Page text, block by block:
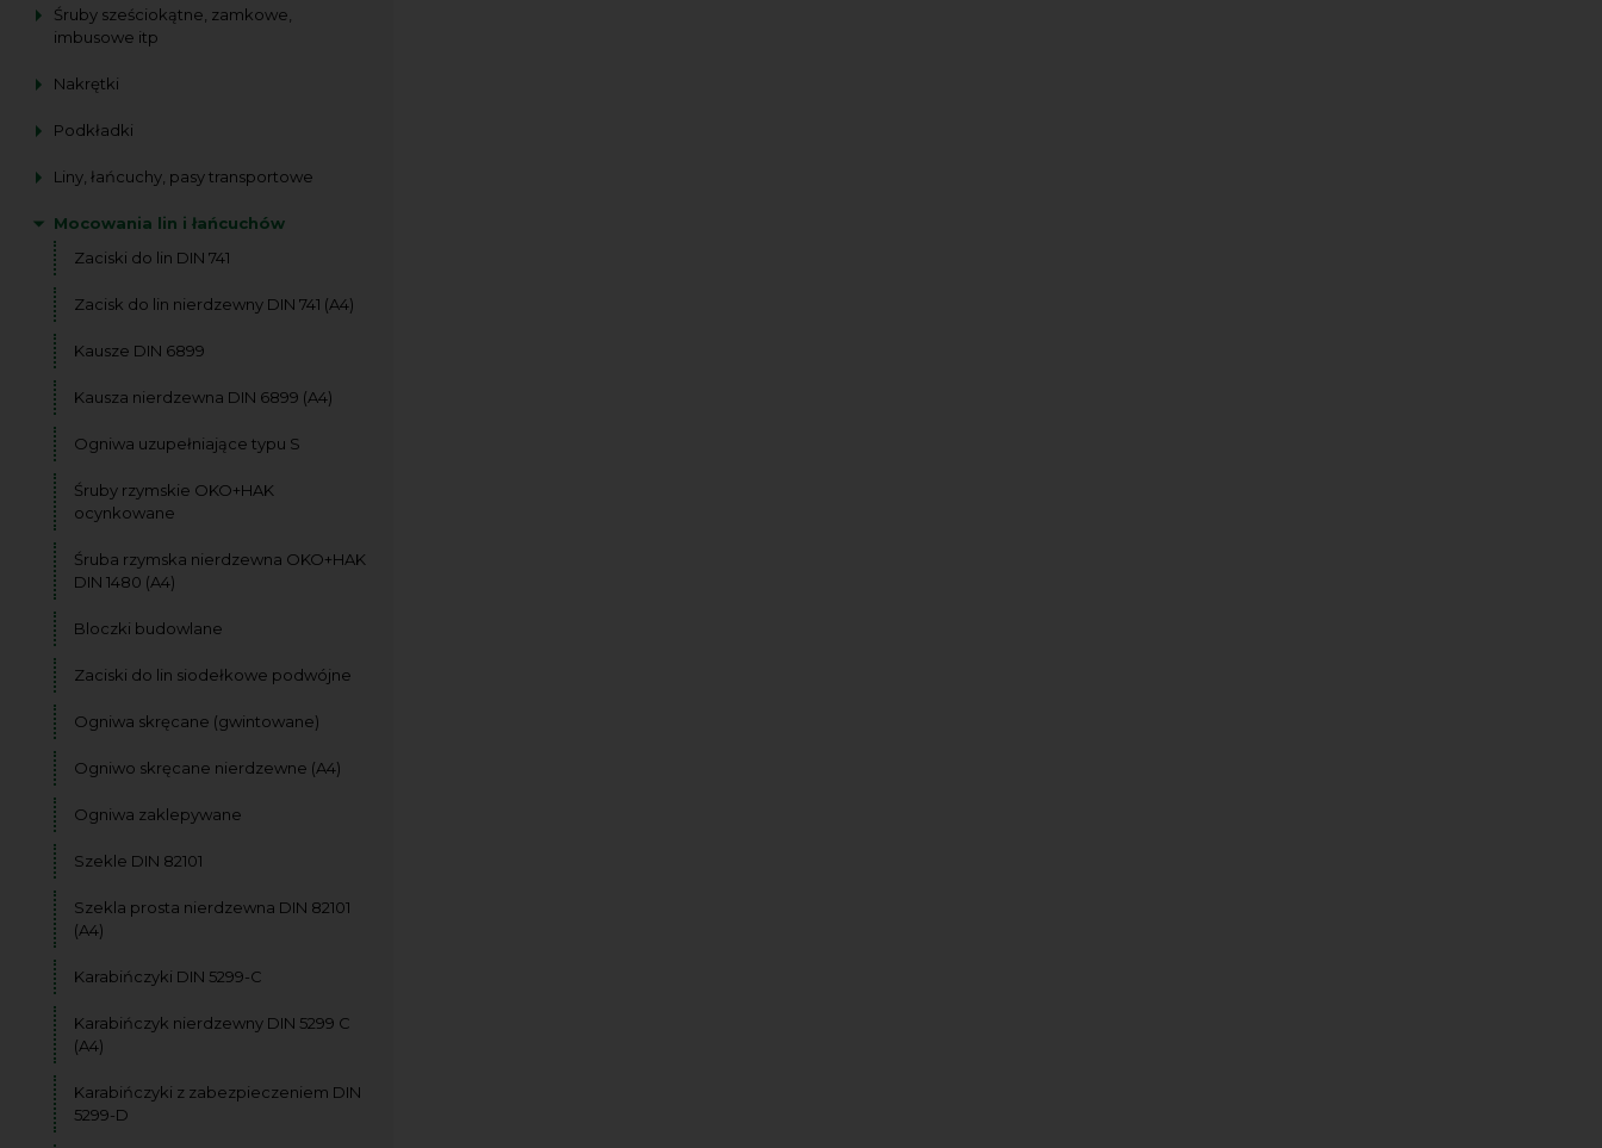
Śruby sześciokątne, zamkowe,
imbusowe itp
Nakrętki
Podkładki
Liny, łańcuchy, pasy transportowe
Mocowania lin i łańcuchów
Zaciski do lin DIN 741
Zacisk do lin nierdzewny DIN 741 (A4)
Kausze DIN 6899
Kausza nierdzewna DIN 6899 (A4)
Ogniwa uzupełniające typu S
Śruby rzymskie OKO+HAK
ocynkowane
Śruba rzymska nierdzewna OKO+HAK
DIN 1480 (A4)
Bloczki budowlane
Zaciski do lin siodełkowe podwójne
Ogniwa skręcane (gwintowane)
Ogniwo skręcane nierdzewne (A4)
Ogniwa zaklepywane
Szekle DIN 82101
Szekla prosta nierdzewna DIN 82101
(A4)
Karabińczyki DIN 5299-C
Karabińczyk nierdzewny DIN 5299 C
(A4)
Karabińczyki z zabezpieczeniem DIN
5299-D